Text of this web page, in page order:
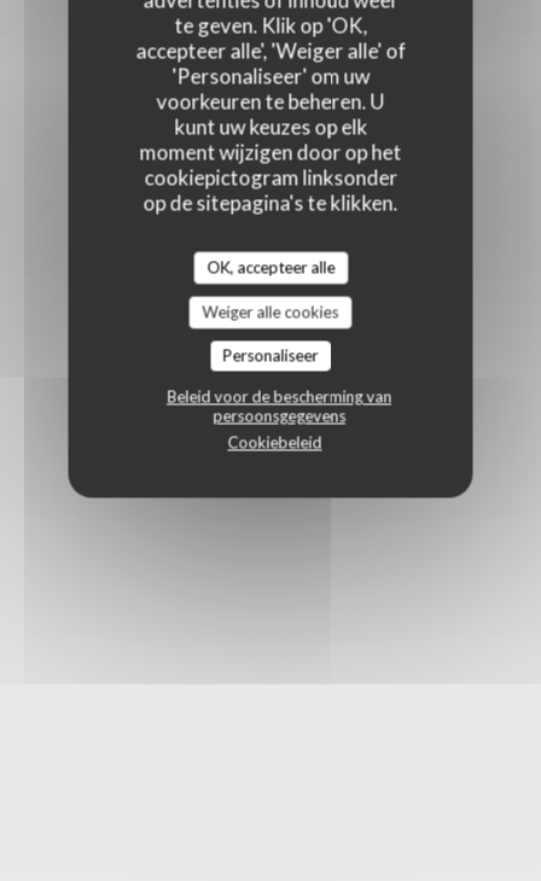
te geven. Klik op 'OK,
accepteer alle', 'Weiger alle' of
'Personaliseer' om uw
voorkeuren te beheren. U
kunt uw keuzes op elk
moment wijzigen door op het
cookiepictogram linksonder
op de sitepagina's te klikken.
OK, accepteer alle
Weiger alle cookies
Personaliseer
Beleid voor de bescherming van
persoonsgegevens
Cookiebeleid